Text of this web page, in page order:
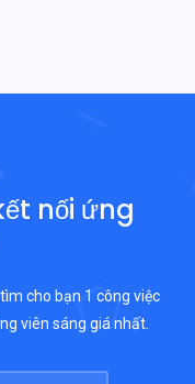
nối ứng
cho bạn 1 công việc
viên sáng giá nhất.